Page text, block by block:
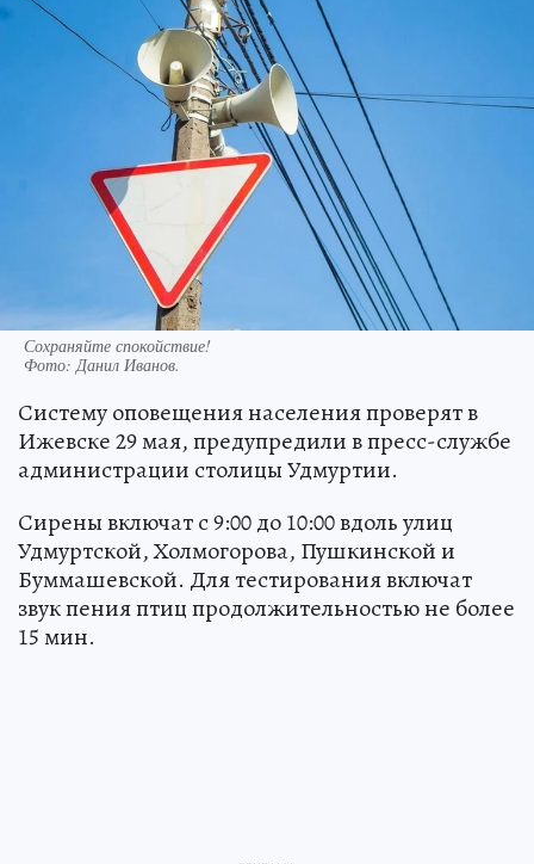
Сохраняйте спокойствие!
Фото:Данил Иванов.
Систему оповещения населения проверят в
Ижевске 29 мая, предупредили в пресс-службе
администрации столицы Удмуртии.
Сирены включат с 9:00 до 10:00 вдоль улиц
Удмуртской, Холмогорова, Пушкинской и
Буммашевской. Для тестирования включат
звук пения птиц продолжительностью не более
15 мин.